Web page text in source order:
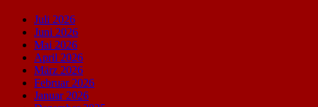
Juli 2026
Juni 2026
Mai 2026
April 2026
März 2026
Februar 2026
Januar 2026